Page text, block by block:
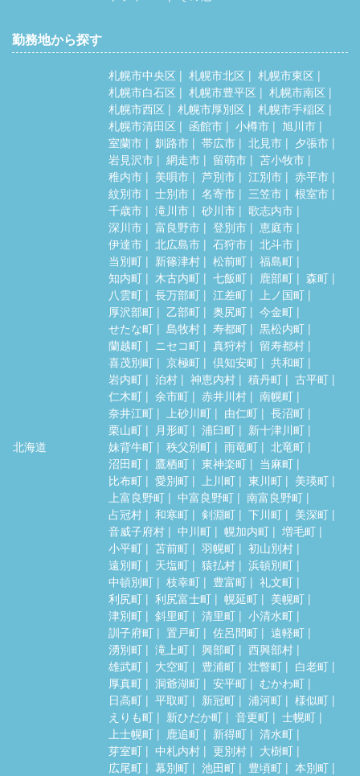
勤務地から探す
北海道
札幌市中央区 札幌市北区
札幌市東区
札幌市白石区
札幌市豊平区
札幌市南区
札幌市西区
札幌市厚別区
札幌市手稲区
札幌市清田区
函館市 小樽市
旭川市
室蘭市
釧路市 帯広市 北見市
夕張市
岩見沢市
網走市 留萌市
苫小牧市
稚内市
美唄市 芦別市 江別市
赤平市
紋別市
士別市 名寄市 三笠市
根室市
千歳市
滝川市 砂川市
歌志内市
深川市
富良野市 登別市
恵庭市
伊達市
北広島市 石狩市
北斗市
当別町
新篠津村 松前町
福島町
知内町
木古内町 七飯町 鹿部町
森町
八雲町
長万部町 江差町
上ノ国町
厚沢部町
乙部町 奥尻町
今金町
せたな町
島牧村 寿都町
黒松内町
蘭越町
ニセコ町 真狩村
留寿都村
喜茂別町
京極町 倶知安町
共和町
岩内町
泊村 神恵内村 積丹町
古平町
仁木町
余市町 赤井川村
南幌町
奈井江町
上砂川町 由仁町
長沼町
栗山町
月形町 浦臼町
新十津川町
妹背牛町
秩父別町 雨竜町
北竜町
沼田町
鷹栖町 東神楽町
当麻町
比布町
愛別町 上川町 東川町
美瑛町
上富良野町
中富良野町
南富良野町
占冠村
和寒町 剣淵町 下川町
美深町
音威子府村
中川町 幌加内町
増毛町
小平町
苫前町 羽幌町
初山別村
遠別町
天塩町 猿払村
浜頓別町
中頓別町
枝幸町 豊富町
礼文町
利尻町
利尻富士町 幌延町
美幌町
津別町
斜里町 清里町
小清水町
訓子府町
置戸町 佐呂間町
遠軽町
湧別町
滝上町 興部町
西興部村
雄武町
大空町 豊浦町 壮瞥町
白老町
厚真町
洞爺湖町 安平町
むかわ町
日高町
平取町 新冠町 浦河町
様似町
えりも町
新ひだか町 音更町
士幌町
上士幌町
鹿追町 新得町
清水町
芽室町
中札内村 更別村
大樹町
広尾町
幕別町 池田町 豊頃町
本別町